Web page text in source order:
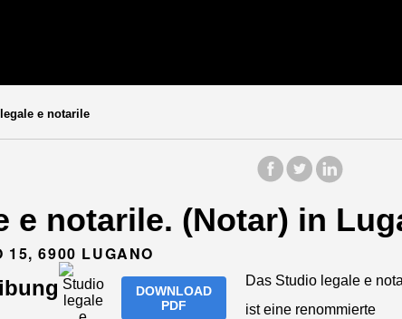
e notarile
e notarile. (Notar) in
15, 6900 LUGANO
DOWNLOAD
PDF
Das Studio legale e
ist eine renommierte